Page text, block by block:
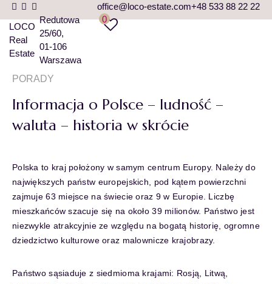
LOCO
Real
Estate
Redutowa
25/60
01-106
Warszawa
office@loco-estate.com+48 533 88 22 22
0
PORADY
Informacja o Polsce – ludność –
waluta – historia w skrócie
Polska to kraj położony w samym centrum Europy. Należy do
największych państw europejskich, pod kątem powierzchni
zajmuje 63 miejsce na świecie oraz 9 w Europie. Liczbę
mieszkańców szacuje się na około 39 milionów. Państwo jest
niezwykle atrakcyjnie ze względu na bogatą historię, ogromne
dziedzictwo kulturowe oraz malownicze krajobrazy.
Państwo sąsiaduje z siedmioma krajami: Rosją, Litwą,